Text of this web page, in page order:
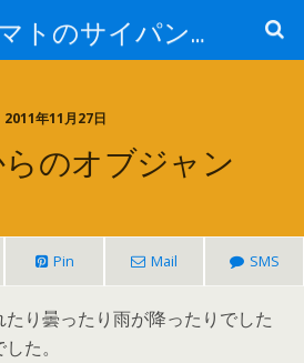
エーストマトのサイパンダイビング日記
2011年11月27日
のオブジャン
Pin Mail SMS
り曇ったり雨が降ったりでした
た。